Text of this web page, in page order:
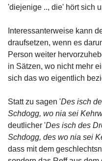
'diejenige .., die' hört sich
Interessanterweise kann
draufsetzen, wenn es
Person weiter
in Sätzen, wo nicht mehr
sich das wo eigentlich
Statt zu sagen 'Des isch
Schdogg, wo nia sei
deutlicher 'Des isch des
Schdogg, des wo nia sei
dass mit dem